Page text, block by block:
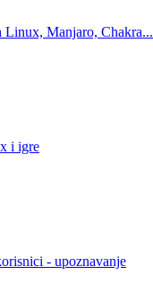
Linux, Manjaro, Chakra...
i igre
- upoznavanje